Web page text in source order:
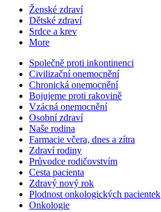
Ženské zdraví
Dětské zdraví
Srdce a krev
More
Společně proti inkontinenci
Civilizační onemocnění
Chronická onemocnění
Bojujeme proti rakovině
Vzácná onemocnění
Osobní zdraví
Naše rodina
Farmacie včera, dnes a zítra
Zdraví rodiny
Průvodce rodičovstvím
Cesta pacienta
Zdravý nový rok
Plodnost onkologických pacientek
Onkologie